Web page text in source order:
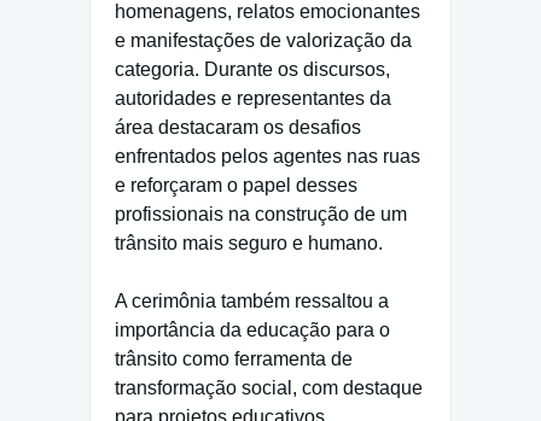
homenagens, relatos emocionantes
e manifestações de valorização da
categoria. Durante os discursos,
autoridades e representantes da
área destacaram os desafios
enfrentados pelos agentes nas ruas
e reforçaram o papel desses
profissionais na construção de um
trânsito mais seguro e humano.
A cerimônia também ressaltou a
importância da educação para o
trânsito como ferramenta de
transformação social, com destaque
para projetos educativos